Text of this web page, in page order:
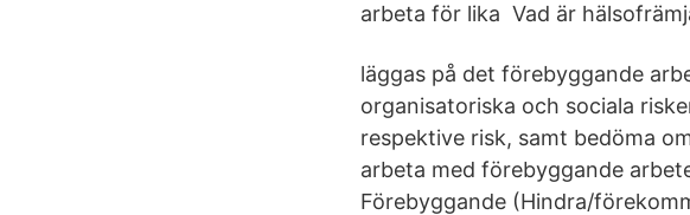
arbeta för lika Vad är
läggas på det förebyggande
organisatoriska och sociala
respektive risk, samt bedöma
arbeta med förebyggande
Förebyggande (Hindra/